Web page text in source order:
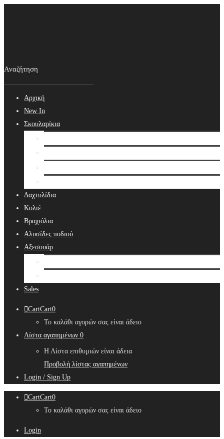
Αρχική
New In
Σκουλαρίκια
Δαχτυλίδια
Κολιέ
Βραχιόλια
Αλυσίδες ποδιού
Αξεσουάρ
Sales
CartCart0
Το καλάθι αγορών σας είναι άδειο
Λίστα αγαπημένων 0
Η Λίστα επιθυμιών είναι άδεια
Προβολή λίστας αγαπημένων
Login / Sign Up
CartCart0
Το καλάθι αγορών σας είναι άδειο
Login